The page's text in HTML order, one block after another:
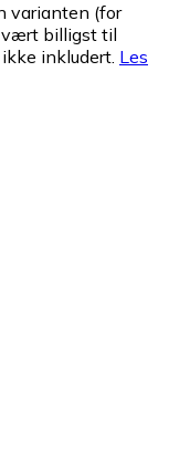
varianten (for
vært billigst til
inkludert. Les